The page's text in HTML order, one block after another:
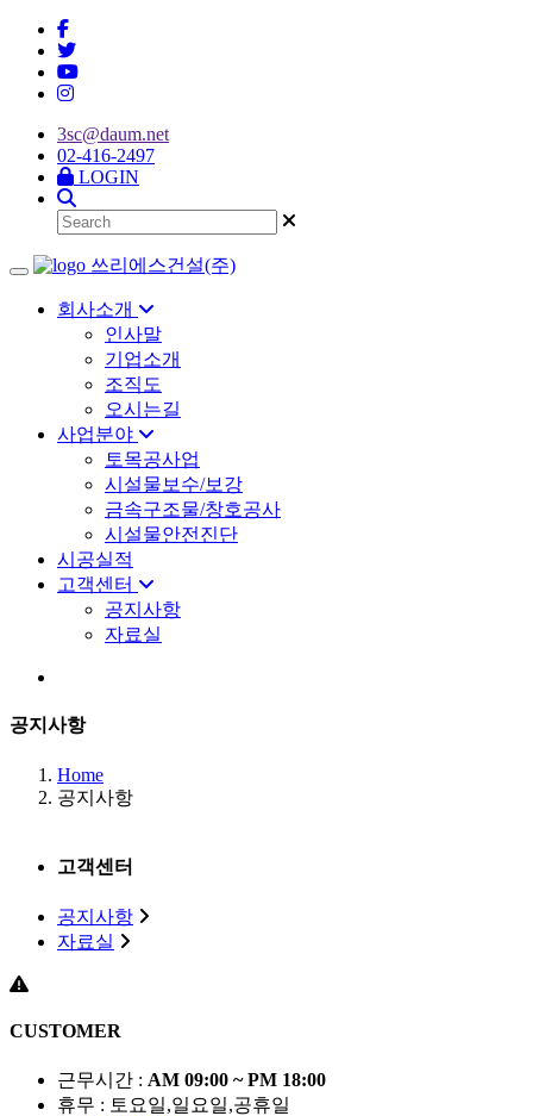
3sc@daum.net
02-416-2497
LOGIN
Toggle navigation
쓰리에스건설(주)
회사소개
인사말
기업소개
조직도
오시는길
사업분야
토목공사업
시설물보수/보강
금속구조물/창호공사
시설물안전진단
시공실적
고객센터
공지사항
자료실
공지사항
Home
공지사항
고객센터
공지사항
자료실
CUSTOMER
근무시간 : AM 09:00 ~ PM 18:00
휴무 : 토요일,일요일,공휴일